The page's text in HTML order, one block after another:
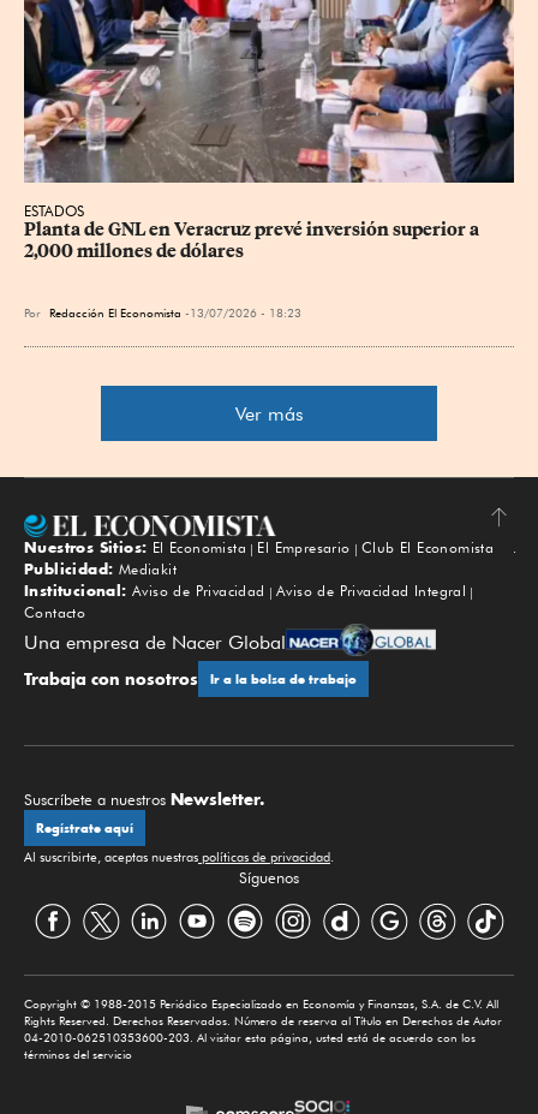
ESTADOS
Planta de GNL en Veracruz prevé inversión superior a
2,000 millones de dólares
Por Redacción El Economista 13/07/2026 - 18:23
Ver más
Subir
Nuestros Sitios: El Economista El Empresario
Club El Economista
Publicidad: Mediakit
Institucional: Aviso de Privacidad
Aviso de Privacidad Integral
Contacto
Una empresa de Nacer Global
Trabaja con nosotros Ir a la bolsa de trabajo
Suscríbete a nuestros Newsletter.
Regístrate aquí
Al suscribirte, aceptas nuestras políticas de privacidad.
Síguenos
Copyright © 1988-2015 Periódico Especializado en Economía y Finanzas, S.A. de C.V. All
Rights Reserved. Derechos Reservados. Número de reserva al Título en Derechos de Autor
04-2010-062510353600-203. Al visitar esta página, usted está de acuerdo con los
términos del servicio